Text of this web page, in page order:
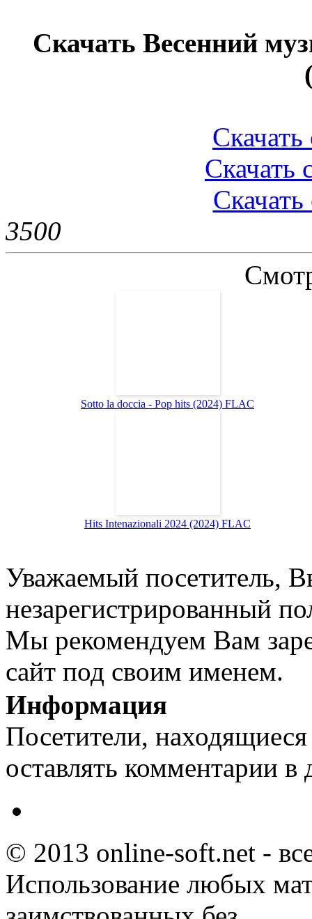
Скачать Весенний
Скачать
3500
Sotto la doccia - Pop hits (2024) FLAC
Hits Intenazionali 2024 (2024) FLAC
Уважаемый посетитель,
незарегистрированный
Мы рекомендуем Вам
сайт под своим именем.
Информация
Посетители,
оставлять комментарии в
© 2013 online-soft.net -
Использование любых